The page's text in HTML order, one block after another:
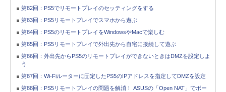
第82回：PS5でリモートプレイのセッティングをする
第83回：PS5リモートプレイでスマホから遊ぶ
第84回：PS5のリモートプレイをWindowsやMacで楽しむ
第85回：PS5リモートプレイで外出先から自宅に接続して遊ぶ
第86回：外出先からPS5のリモートプレイができないときはDMZを設定しよ
う
第87回：Wi-Fiルーターに固定したPS5のIPアドレスを指定してDMZを設定
第88回：PS5リモートプレイの問題を解消！ ASUSの「Open NAT」でポー